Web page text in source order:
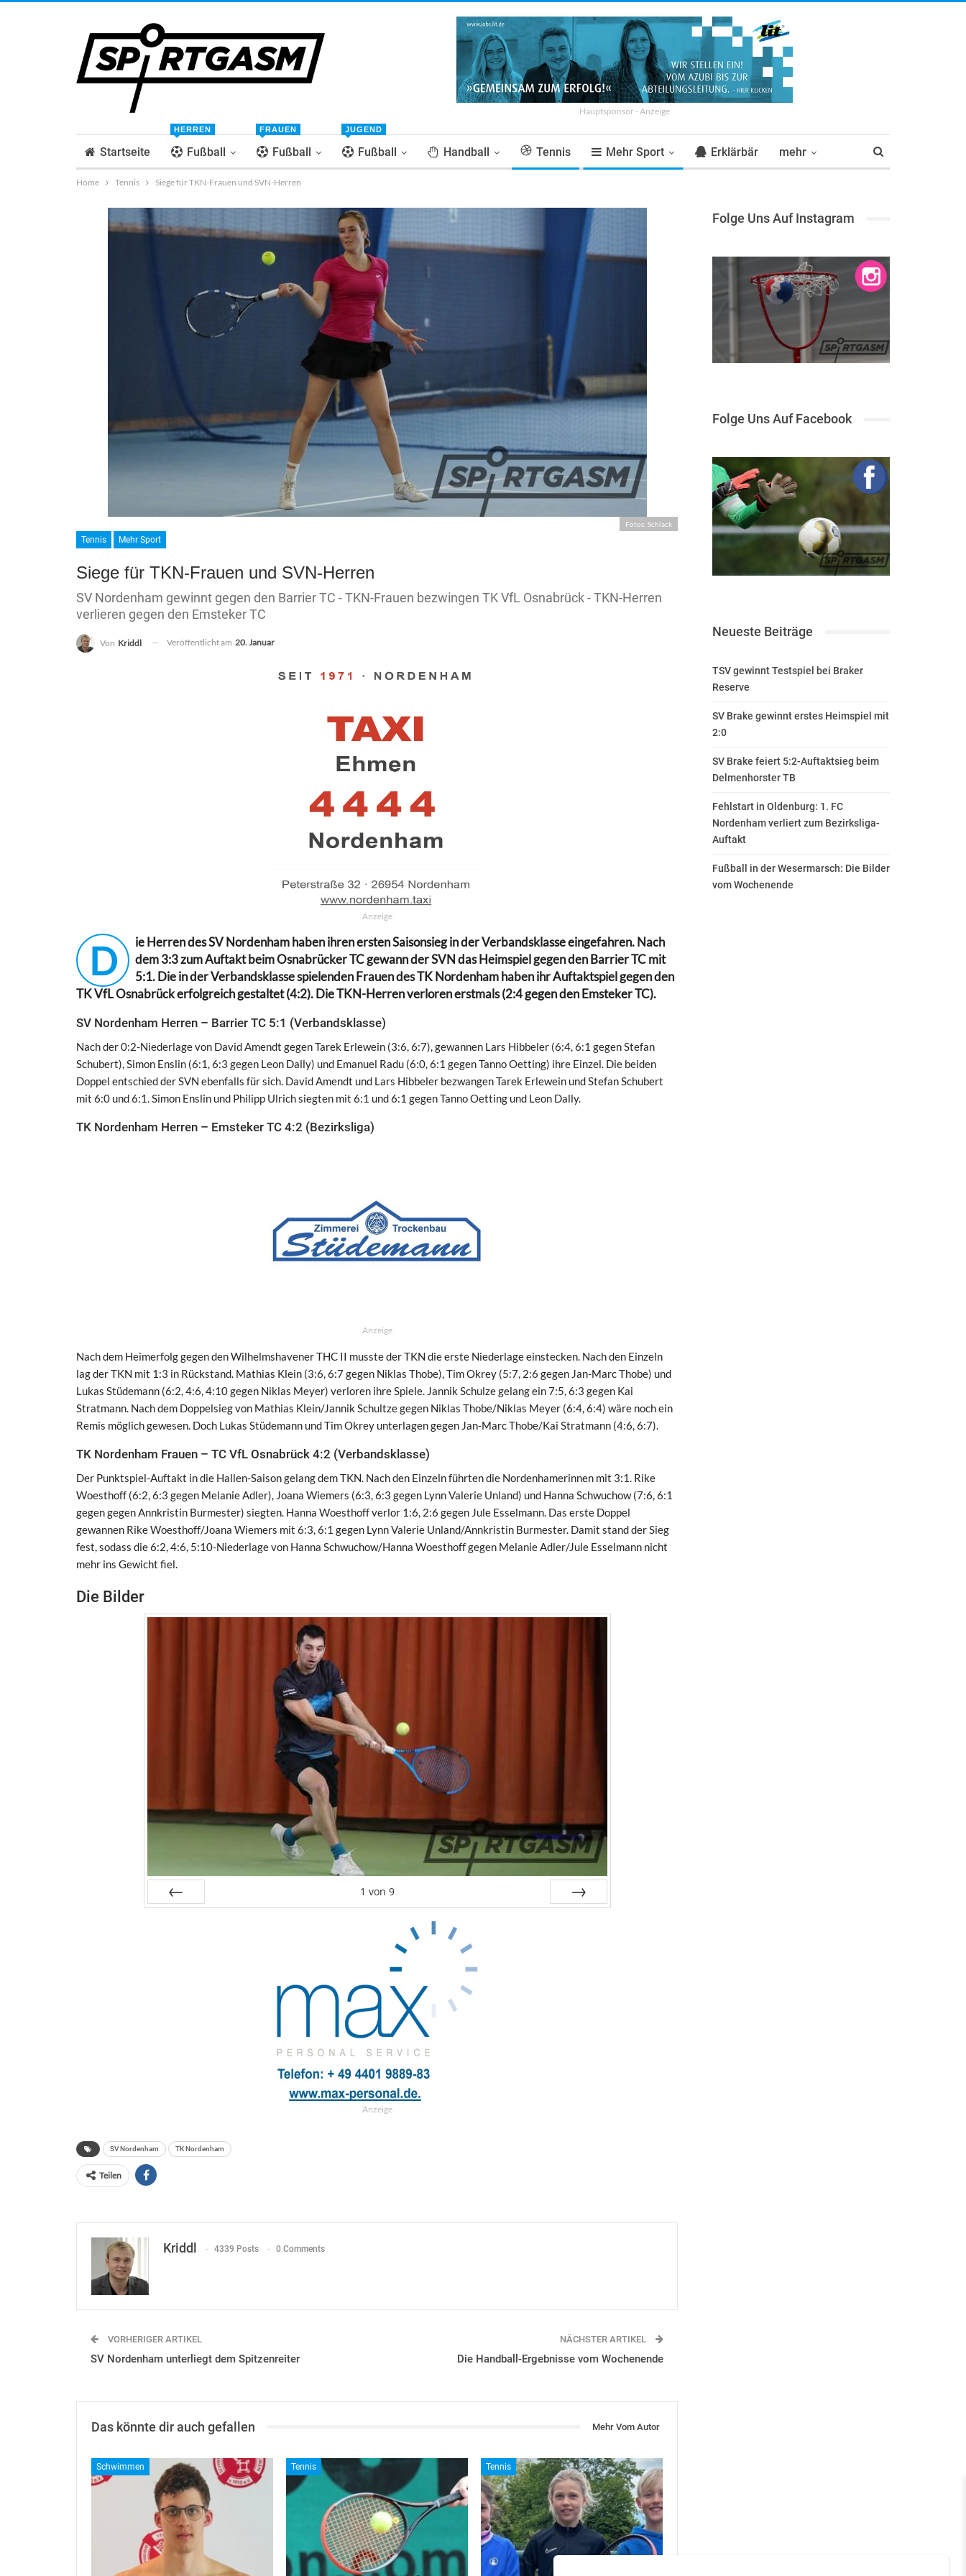
Hauptsponsor - Anzeige
Startseite Fußball
HERREN
Fußball
FRAUEN
Fußball
JUGEND
Handball Tennis Mehr Sport Erklärbär mehr
Home Tennis Siege für TKN-Frauen und SVN-Herren
Fotos: Schlack
Tennis Mehr Sport
Siege für TKN-Frauen und SVN-Herren
SV Nordenham gewinnt gegen den Barrier TC - TKN-Frauen bezwingen TK VfL Osnabrück - TKN-Herren
verlieren gegen den Emsteker TC
Von Kriddl Veröffentlicht am 20. Januar
Anzeige
D
ie Herren des SV Nordenham haben ihren ersten Saisonsieg in der Verbandsklasse eingefahren. Nach
dem 3:3 zum Auftakt beim Osnabrücker TC gewann der SVN das Heimspiel gegen den Barrier TC mit
5:1. Die in der Verbandsklasse spielenden Frauen des TK Nordenham haben ihr Auftaktspiel gegen den
TK VfL Osnabrück erfolgreich gestaltet (4:2). Die TKN-Herren verloren erstmals (2:4 gegen den Emsteker TC).
SV Nordenham Herren – Barrier TC 5:1 (Verbandsklasse)
Nach der 0:2-Niederlage von David Amendt gegen Tarek Erlewein (3:6, 6:7), gewannen Lars Hibbeler (6:4, 6:1 gegen Stefan
Schubert), Simon Enslin (6:1, 6:3 gegen Leon Dally) und Emanuel Radu (6:0, 6:1 gegen Tanno Oetting) ihre Einzel. Die beiden
Doppel entschied der SVN ebenfalls für sich. David Amendt und Lars Hibbeler bezwangen Tarek Erlewein und Stefan Schubert
mit 6:0 und 6:1. Simon Enslin und Philipp Ulrich siegten mit 6:1 und 6:1 gegen Tanno Oetting und Leon Dally.
TK Nordenham Herren – Emsteker TC 4:2 (Bezirksliga)
Anzeige
Nach dem Heimerfolg gegen den Wilhelmshavener THC II musste der TKN die erste Niederlage einstecken. Nach den Einzeln
lag der TKN mit 1:3 in Rückstand. Mathias Klein (3:6, 6:7 gegen Niklas Thobe), Tim Okrey (5:7, 2:6 gegen Jan-Marc Thobe) und
Lukas Stüdemann (6:2, 4:6, 4:10 gegen Niklas Meyer) verloren ihre Spiele. Jannik Schulze gelang ein 7:5, 6:3 gegen Kai
Stratmann. Nach dem Doppelsieg von Mathias Klein/Jannik Schultze gegen Niklas Thobe/Niklas Meyer (6:4, 6:4) wäre noch ein
Remis möglich gewesen. Doch Lukas Stüdemann und Tim Okrey unterlagen gegen Jan-Marc Thobe/Kai Stratmann (4:6, 6:7).
TK Nordenham Frauen – TC VfL Osnabrück 4:2 (Verbandsklasse)
Der Punktspiel-Auftakt in die Hallen-Saison gelang dem TKN. Nach den Einzeln führten die Nordenhamerinnen mit 3:1. Rike
Woesthoff (6:2, 6:3 gegen Melanie Adler), Joana Wiemers (6:3, 6:3 gegen Lynn Valerie Unland) und Hanna Schwuchow (7:6, 6:1
gegen gegen Annkristin Burmester) siegten. Hanna Woesthoff verlor 1:6, 2:6 gegen Jule Esselmann. Das erste Doppel
gewannen Rike Woesthoff/Joana Wiemers mit 6:3, 6:1 gegen Lynn Valerie Unland/Annkristin Burmester. Damit stand der Sieg
fest, sodass die 6:2, 4:6, 5:10-Niederlage von Hanna Schwuchow/Hanna Woesthoff gegen Melanie Adler/Jule Esselmann nicht
mehr ins Gewicht fiel.
Die Bilder
1 von 9
Anzeige
SV Nordenham TK Nordenham
Teilen
Kriddl 4339 Posts 0 Comments
VORHERIGER ARTIKEL
SV Nordenham unterliegt dem Spitzenreiter
NÄCHSTER ARTIKEL
Die Handball-Ergebnisse vom Wochenende
Das könnte dir auch gefallen Mehr Vom Autor
Schwimmen Tennis Tennis
Folge Uns Auf Instagram
Folge Uns Auf Facebook
Neueste Beiträge
TSV gewinnt Testspiel bei Braker
Reserve
SV Brake gewinnt erstes Heimspiel mit
2:0
SV Brake feiert 5:2-Auftaktsieg beim
Delmenhorster TB
Fehlstart in Oldenburg: 1. FC
Nordenham verliert zum Bezirksliga-
Auftakt
Fußball in der Wesermarsch: Die Bilder
vom Wochenende